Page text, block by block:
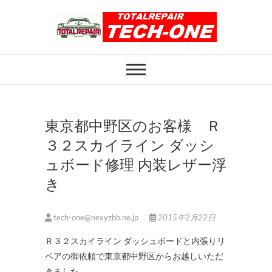
ホイール修理のト
ータルリペアテッ
クワン
東京都中野区のお客様 Ｒ
３２スカイライン ダッシ
ュボード修理 内装レザー浮
き
tech-one@nexyzbb.ne.jp 2015年2月22日
Ｒ３２スカイライン ダッシュボードと内張りリ
ペアの御依頼で東京都中野区からお越しいただ